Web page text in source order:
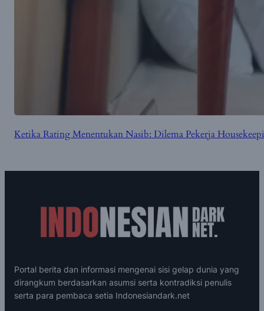
Ketika Rating Menentukan Nasib: Dilema Pekerja
Portal berita dan informasi mengenai sisi gelap dunia yang
dirangkum berdasarkan asumsi serta kontradiksi penulis
serta para pembaca setia Indonesiandark.net